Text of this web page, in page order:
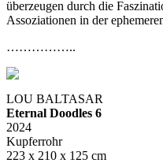
überzeugen durch die
Assoziationen in der
……………..
LOU BALTASAR
Eternal Doodles 6
2024
Kupferrohr
223 x 210 x 125 cm